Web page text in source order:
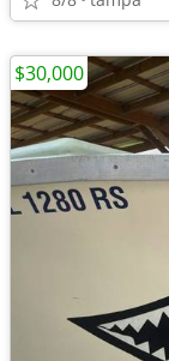
$30,000